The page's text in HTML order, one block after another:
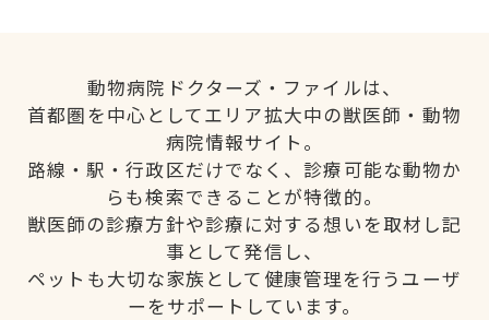
動物病院ドクターズ・ファイルは、
首都圏を中心としてエリア拡大中の獣医師・動物
病院情報サイト。
路線・駅・行政区だけでなく、診療可能な動物か
らも検索できることが特徴的。
獣医師の診療方針や診療に対する想いを取材し記
事として発信し、
ペットも大切な家族として健康管理を行うユーザ
ーをサポートしています。